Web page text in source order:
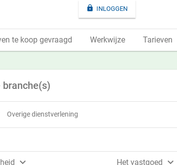
branche(s)
Overige dienstverlening
 Het vastgoed 
 INLOGGEN
te koop gevraagd Werkwijze Tarieven